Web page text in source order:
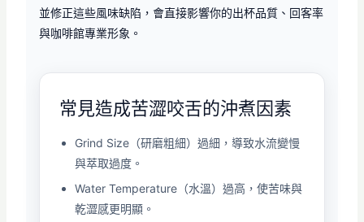
並修正這些風味缺陷，會直接影響你的出杯品質、回客率
與咖啡館專業形象。
常見造成苦澀咬舌的沖煮因素
Grind Size（研磨粗細）過細，導致水流變慢
與萃取過度。
Water Temperature（水溫）過高，使苦味與
乾澀感更明顯。